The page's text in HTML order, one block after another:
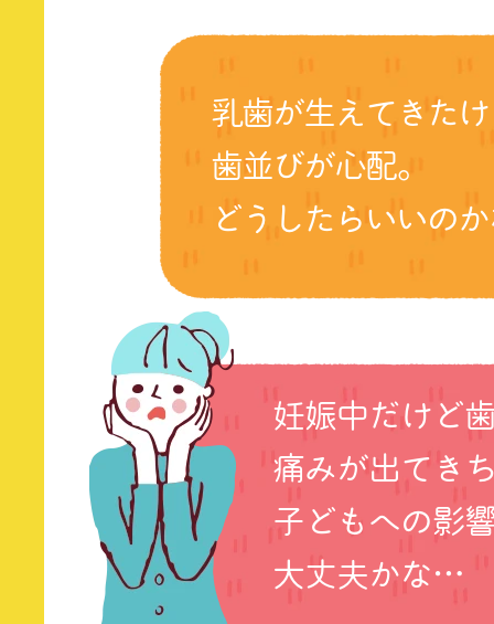
乳歯が生えてきた
歯並びが心配。
どうしたらいいの
妊娠中だけど
痛みが出てき
子どもへの影
大丈夫かな…